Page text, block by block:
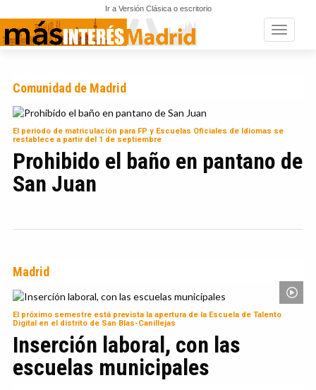
Ir a Versión Clásica o escritorio
Toggle
Comunidad de Madrid
El periodo de matriculación para FP y Escuelas Oficiales de Idiomas se
restablece a partir del 1 de septiembre
Prohibido el baño en pantano de
San Juan
Madrid
El próximo semestre está prevista la apertura de la Escuela de Talento
Digital en el distrito de San Blas-Canillejas
Inserción laboral, con las
escuelas municipales